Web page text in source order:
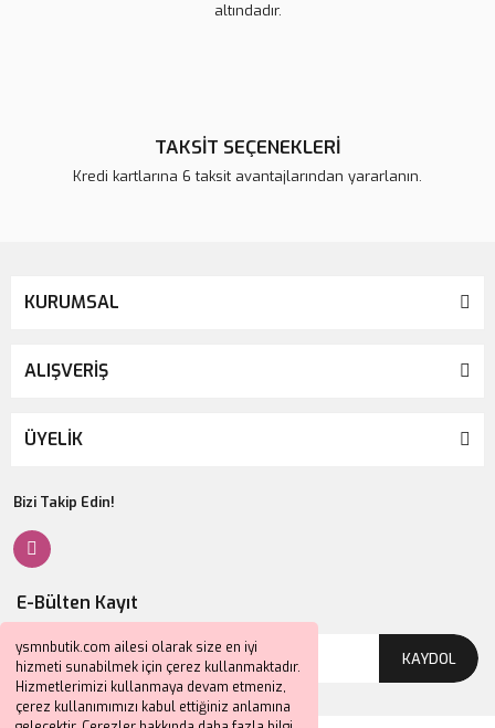
ysmnbutik.com ailesi olarak size en iyi
hizmeti sunabilmek için çerez kullanmaktadır.
Hizmetlerimizi kullanmaya devam etmeniz,
çerez kullanımımızı kabul ettiğiniz anlamına
altındadır.
TAKSİT SEÇENEKLERİ
Kredi kartlarına 6 taksit avantajlarından yararlanın.
KURUMSAL
ALIŞVERİŞ
ÜYELİK
Bizi Takip Edin!
E-Bülten Kayıt
KAYDOL